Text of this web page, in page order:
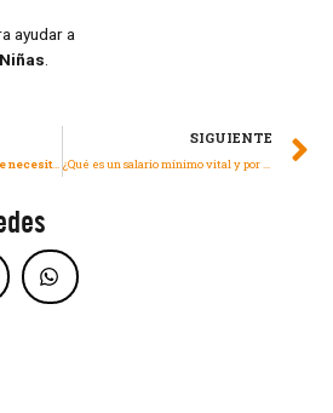
ayudar a
Día Mundial del Hábitat: Se necesita una acción decisiva para abordar los impactos del cambio climático en el derecho a la vivienda
SIGUIENTE
¿Qué es un salario mínimo vital y por qué es una cuestión de derechos humanos?